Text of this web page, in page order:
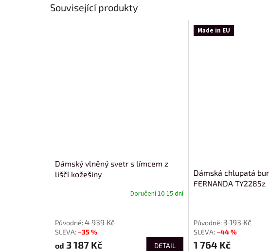
Související produkty
Dámský vlněný svetr s límcem z
liščí kožešiny
Doručení 10-15 dní
4 939 Kč
–35 %
od 3 187 Kč DETAIL
Made in EU
Dámská chlupatá
FERNANDA TY2285z
3 193 Kč
–44 %
1 764 Kč